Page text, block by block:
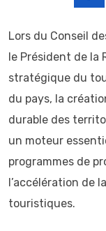
Lors du Conseil
le Président de la
stratégique du
du pays, la
durable des
un moteur
programmes de
l’accélération de
touristiques.